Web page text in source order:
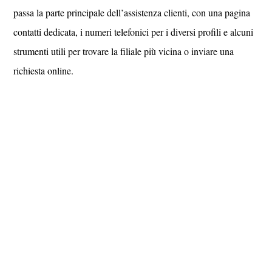
passa la parte principale dell’assistenza clienti, con una pagina
contatti dedicata, i numeri telefonici per i diversi profili e alcuni
strumenti utili per trovare la filiale più vicina o inviare una
richiesta online.